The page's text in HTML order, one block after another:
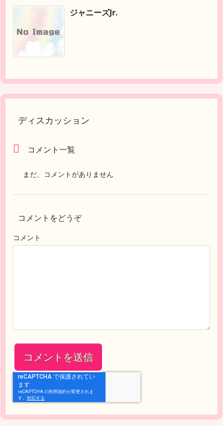
ジャニーズJr.
ディスカッション
コメント一覧
まだ、コメントがありません
コメントをどうぞ
コメント